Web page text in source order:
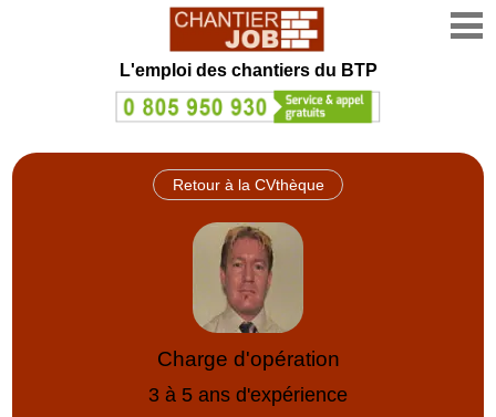
L'emploi des chantiers du BTP
Retour à la CVthèque
Charge d'opération
3 à 5 ans d'expérience